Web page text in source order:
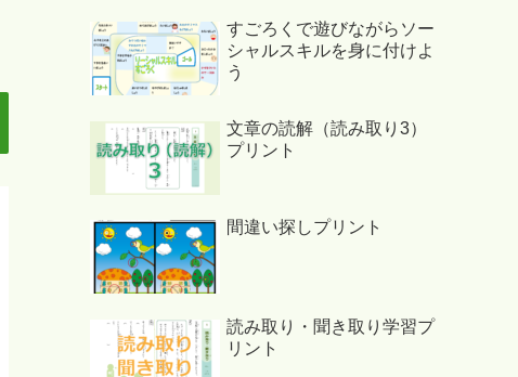
すごろくで遊びながらソー
シャルスキルを身に付けよ
う
文章の読解（読み取り3）
プリント
間違い探しプリント
読み取り・聞き取り学習プ
リント